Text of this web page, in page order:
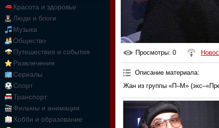
Красота и здоровье
Люди и блоги
Музыка
Общество
Путешествия и события
Развлечения
Сериалы
Спорт
Транспорт
Фильмы и анимация
Хобби и образование
Просмотры: 0
Описание материала:
Жан из группы «П–М»